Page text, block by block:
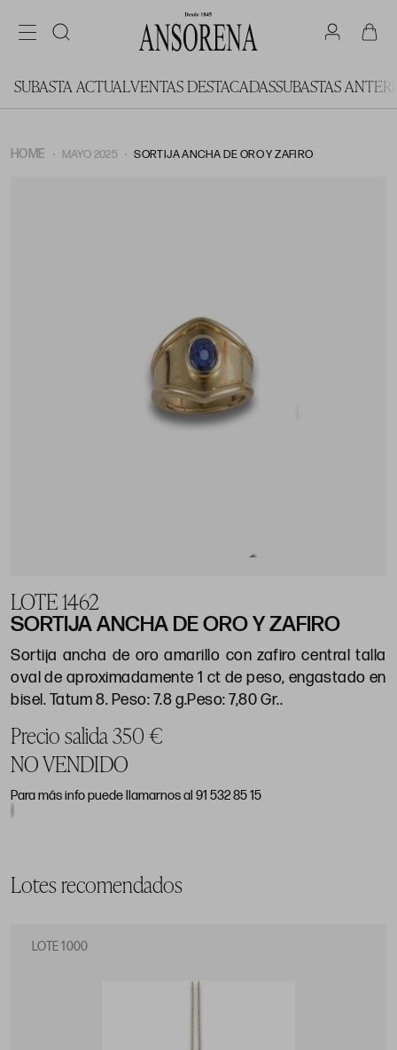
SUBASTA ACTUALVENTAS DESTACADASSUBASTAS
HOME MAYO 2025 SORTIJA ANCHA DE ORO Y ZAFIRO
LOTE 1462
SORTIJA ANCHA DE ORO Y ZAFIRO
Sortija ancha de oro amarillo con zafiro central talla
oval de aproximadamente 1 ct de peso, engastado en
bisel. Tatum 8. Peso: 7.8 g.Peso: 7,80 Gr..
Precio salida 350 €
NO VENDIDO
Para más info puede llamarnos al 91 532 85 15
Lotes recomendados
LOTE 1000